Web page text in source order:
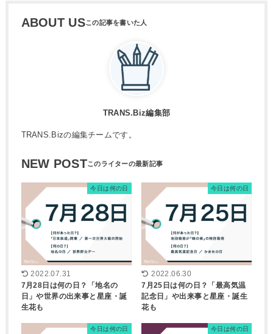
ABOUT US
TRANS.Biz編集部
TRANS.Bizの編集チームです。
NEW POST
今日は何の日
2022.07.31
7月28日は何の日？「地名の
日」や世界の出来事と星座・誕
生花も
今日は何の日
2022.06.30
7月25日は何の日？「最高気温
記念日」や出来事と星座・誕生
花も
今日は何の日 今日は何の日